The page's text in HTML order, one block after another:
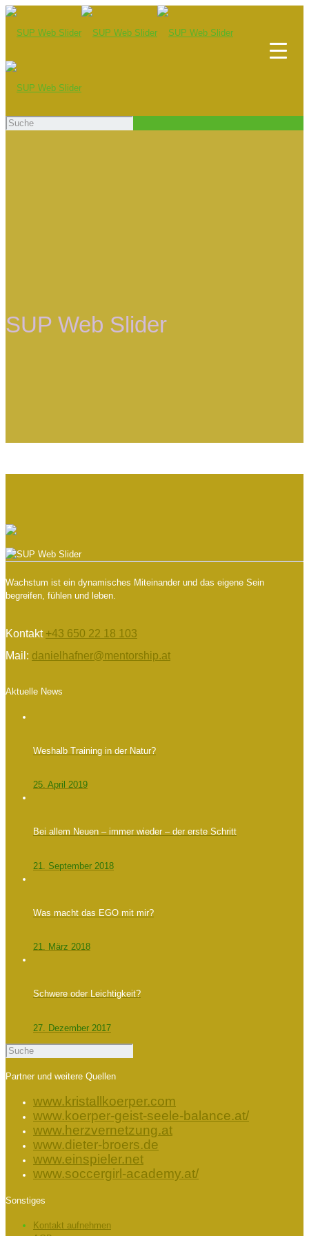
SUP Web Slider
Wachstum ist ein dynamisches Miteinander und das eigene Sein
begreifen, fühlen und leben.
Kontakt +43 650 22 18 103
Mail: danielhafner@mentorship.at
Aktuelle News
Weshalb Training in der Natur?
25. April 2019
Bei allem Neuen – immer wieder – der erste Schritt
21. September 2018
Was macht das EGO mit mir?
21. März 2018
Schwere oder Leichtigkeit?
27. Dezember 2017
Partner und weitere Quellen
www.kristallkoerper.com
www.koerper-geist-seele-balance.at/
www.herzvernetzung.at
www.dieter-broers.de
www.einspieler.net
www.soccergirl-academy.at/
Sonstiges
Kontakt aufnehmen